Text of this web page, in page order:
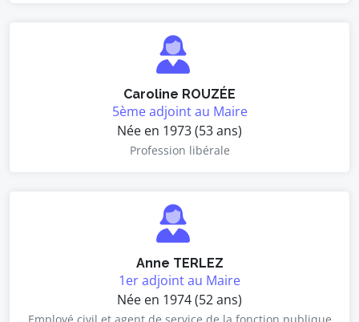
Caroline ROUZÉE
5ème adjoint au Maire
Née en 1973 (53 ans)
Profession libérale
Anne TERLEZ
1er adjoint au Maire
Née en 1974 (52 ans)